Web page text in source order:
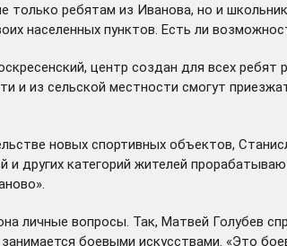
только ребятам из Иванова, но и
населенных пунктов. Есть ли
центр создан для всех
и из сельской местности смогут
новых спортивных объектов,
и других категорий жителей
личные вопросы. Так, Матвей Голубев
боевыми искусствами. «Это